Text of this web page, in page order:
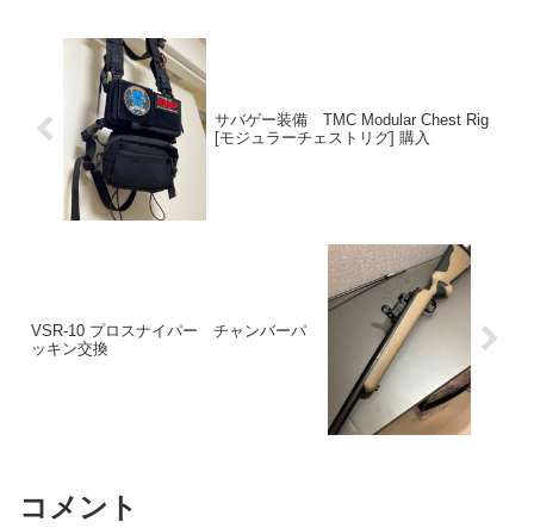
サバゲー装備 TMC Modular Chest Rig
[モジュラーチェストリグ] 購入
VSR-10 プロスナイパー チャンバーパ
ッキン交換
コメント